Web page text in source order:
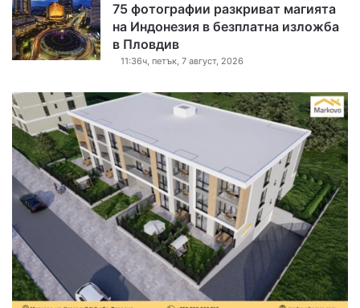
75 фотографии разкриват магията
на Индонезия в безплатна изложба
в Пловдив
11:36ч, петък, 7 август, 2026